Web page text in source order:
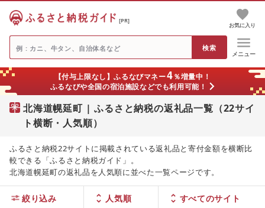
[PR]
お気に入り
メニュー
【付与上限なし】ふるなびマネー4％増量中！
ふるなびや全国の宿泊施設などでも利用可能！
北海道幌延町 | ふるさと納税の返礼品一覧（22サイ
ト横断・人気順）
ふるさと納税22サイトに掲載されている返礼品と寄付金額を横断比
較できる「ふるさと納税ガイド」。
北海道幌延町の返礼品を人気順に並べた一覧ページです。
絞り込み 人気順